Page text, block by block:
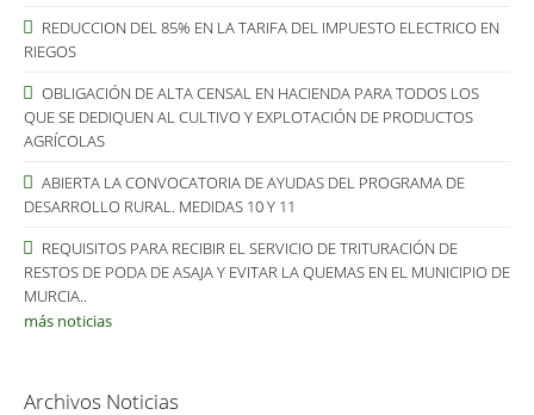
REDUCCION DEL 85% EN LA TARIFA DEL IMPUESTO ELECTRICO EN
RIEGOS
OBLIGACIÓN DE ALTA CENSAL EN HACIENDA PARA TODOS LOS
QUE SE DEDIQUEN AL CULTIVO Y EXPLOTACIÓN DE PRODUCTOS
AGRÍCOLAS
ABIERTA LA CONVOCATORIA DE AYUDAS DEL PROGRAMA DE
DESARROLLO RURAL. MEDIDAS 10 Y 11
REQUISITOS PARA RECIBIR EL SERVICIO DE TRITURACIÓN DE
RESTOS DE PODA DE ASAJA Y EVITAR LA QUEMAS EN EL MUNICIPIO DE
MURCIA..
más noticias
Archivos Noticias